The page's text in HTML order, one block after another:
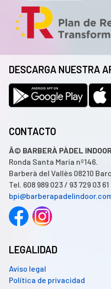
DESCARGA NUESTRA
CONTACTO
Â© BARBERÀ PÀDEL
Ronda Santa María nº146.
Barberà del Vallès 08210
Tel. 608 989 023 / 93 729 03 61
LEGALIDAD
Aviso legal
Política de privacidad